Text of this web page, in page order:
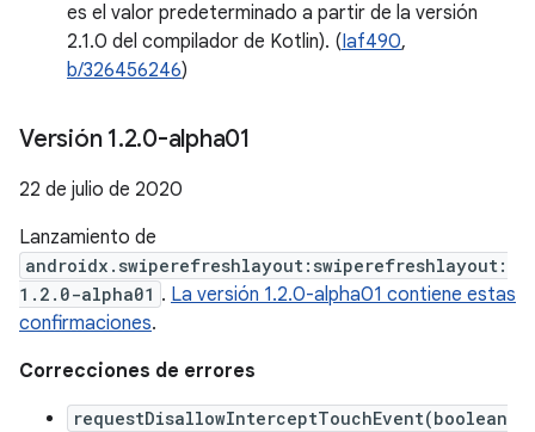
es el valor predeterminado a partir de la versión
2.1.0 del compilador de Kotlin). (Iaf490,
b/326456246)
Versión 1.2.0-alpha01
22 de julio de 2020
Lanzamiento de
androidx.swiperefreshlayout:swiperefreshlayout:
1.2.0-alpha01 . La versión 1.2.0-alpha01 contiene estas
confirmaciones.
Correcciones de errores
requestDisallowInterceptTouchEvent(boolean